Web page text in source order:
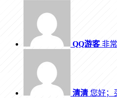
QQ游客非常
清清 您好；